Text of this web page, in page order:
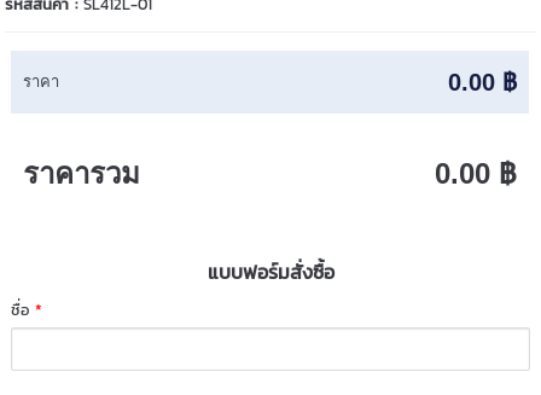
รหัสสินค้า :SL412L-01
ราคา 0.00 ฿
ราคารวม 0.00 ฿
แบบฟอร์มสั่งซื้อ
ชื่อ*